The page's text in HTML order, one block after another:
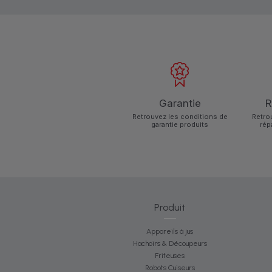
Garantie
Retrouvez les conditions de
garantie produits
Produit
Appareils à jus
Hachoirs & Découpeurs
Friteuses
Robots Cuiseurs